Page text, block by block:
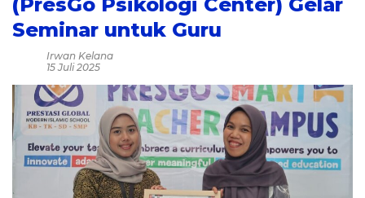
Seminar untuk Guru
Irwan Kelana
15 Juli 2025